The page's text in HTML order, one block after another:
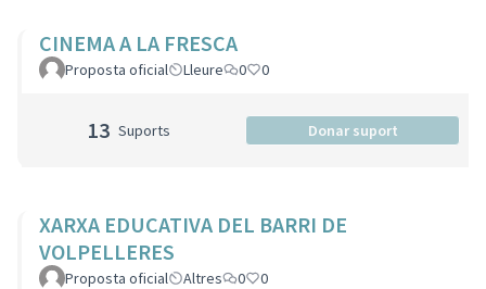
CINEMA A LA FRESCA
Proposta oficial Lleure 0 0
13 Suports Donar suport
XARXA EDUCATIVA DEL BARRI DE
VOLPELLERES
Proposta oficial Altres 0 0